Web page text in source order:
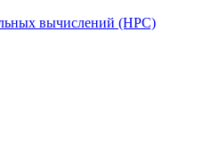
вычислений (HPC)